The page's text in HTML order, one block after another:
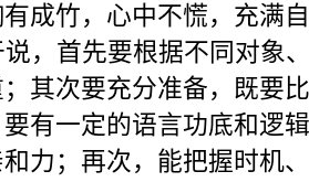
成竹，心中不慌，充满
，首先要根据不同对象
其次要充分准备，既要
有一定的语言功底和逻
力；再次，能把握时机